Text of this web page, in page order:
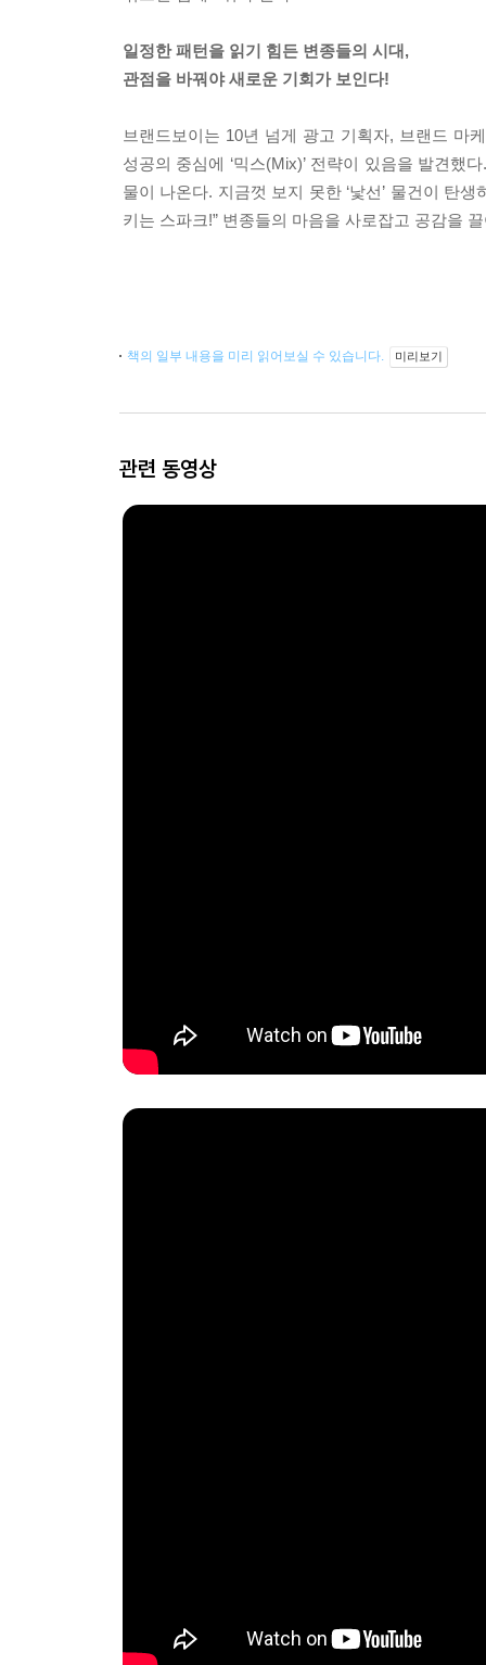
일정한 패턴을 읽기 힘든 변종들의 시대,
관점을 바꿔야 새로운 기회가 보인다!
브랜드보이는 10년 넘게 광고 기획자, 브랜드 마
성공의 중심에 ‘믹스(Mix)’ 전략이 있음을 발견
물이 나온다. 지금껏 보지 못한 ‘낯선’ 물건이 탄
키는 스파크!” 변종들의 마음을 사로잡고 공감을
책의 일부 내용을 미리 읽어보실 수 있습니다. 미리보기
관련 동영상